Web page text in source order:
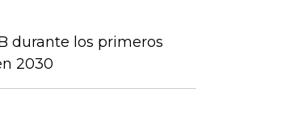
durante los primeros
2030